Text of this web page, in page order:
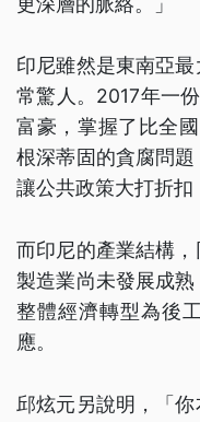
印尼雖然是東南亞
常驚人。2017年一
富豪，掌握了比全
根深蒂固的貪腐問
讓公共政策大打折扣
而印尼的產業結構
製造業尚未發展成
整體經濟轉型為後
應。
邱炫元另說明，「